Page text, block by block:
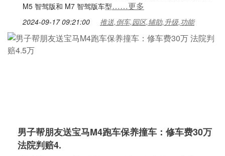
M5 智驾版和 M7 智驾版车型……更多
2024-09-17 09:21:00 推送,倒车,园区,辅助,升级,功能
男子帮朋友送宝马M4跑车保养撞车：修车费30万
法院判赔4.